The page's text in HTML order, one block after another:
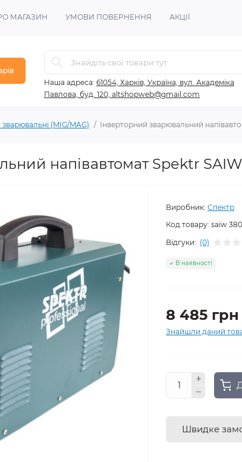
МАГАЗИН УМОВИ ПОВЕРНЕННЯ АКЦІЇ
Наша адреса: 61054, Харків, Україна, вул. Академіка
Павлова, буд. 120, altshopweb@gmail.com
(MIG/MAG) Інверторний зварювальний
напівавтомат Spektr
Виробник: Спектр
Код товару: saiw 380
Відгуки: (0)
В наявності
8 485 грн
Знайшли даний
Швидке